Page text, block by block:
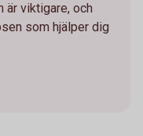
är viktigare, och
som hjälper dig